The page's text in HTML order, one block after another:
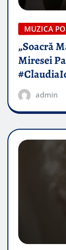
MUZICA
„Soacră
Miresei
admin